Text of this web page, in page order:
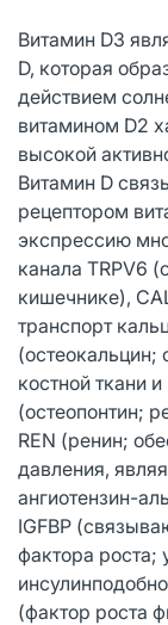
Витамин D3
D, которая
действием
витамином D2
высокой
Витамин D
рецептором
экспрессию
канала TRPV6
кишечнике),
транспорт
(остеокальцин;
костной ткани
(остеопонтин;
REN (ренин;
давления,
ангиотензин-
IGFBP
фактора роста;
(фактор роста